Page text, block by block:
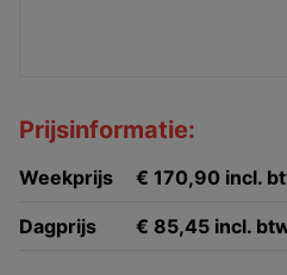
Prijsinformatie:
Weekprijs € 170,90 incl.
Dagprijs € 85,45 incl.